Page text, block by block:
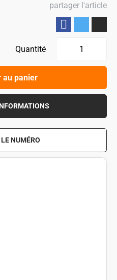
partager l'article
Quantité
au panier
NUMÉRO